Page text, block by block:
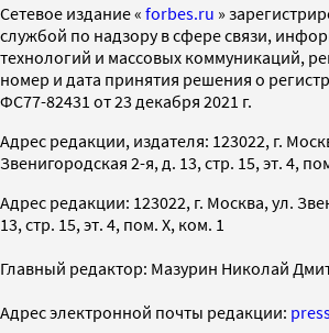
Cетевое издание « forbes.ru »
службой по надзору в сфере связи,
технологий и массовых коммуникаций,
номер и дата принятия решения о
ФС77-82431 от 23 декабря 2021 г.
Адрес редакции, издателя: 123022, г.
Звенигородская 2-я, д. 13, стр. 15, эт. 4,
Адрес редакции: 123022, г. Москва, ул.
13, стр. 15, эт. 4, пом. X, ком. 1
Главный редактор: Мазурин Николай
Адрес электронной почты редакции: